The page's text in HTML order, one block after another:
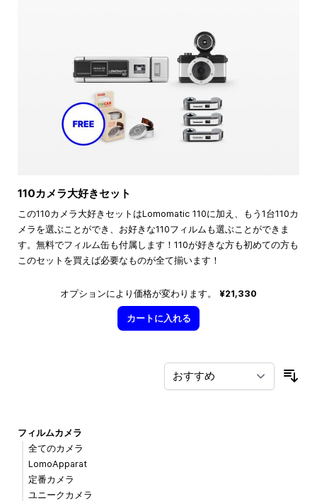
110カメラ大好きセット
この110カメラ大好きセットはLomomatic 110に加え、もう1台110カ
メラを選ぶことができ、お好きな110フィルムも選ぶことができま
す。無料でフィルム缶も付属します！110が好きな方も初めての方も
このセットを買えば必要なものが全て揃います！
オプションにより価格が変わります。 ¥21,330
カートに入れる
フィルムカメラ
全てのカメラ
LomoApparat
定番カメラ
ユニークカメラ